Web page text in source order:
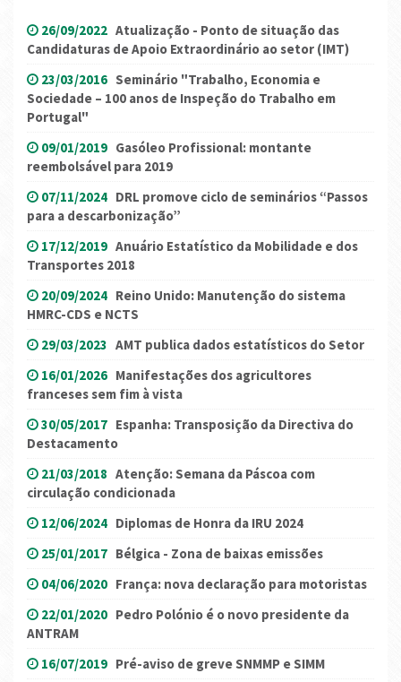
26/09/2022 Atualização - Ponto de situação das
Candidaturas de Apoio Extraordinário ao setor (IMT)
23/03/2016 Seminário "Trabalho, Economia e
Sociedade – 100 anos de Inspeção do Trabalho em
Portugal"
09/01/2019 Gasóleo Profissional: montante
reembolsável para 2019
07/11/2024 DRL promove ciclo de seminários “Passos
para a descarbonização”
17/12/2019 Anuário Estatístico da Mobilidade e dos
Transportes 2018
20/09/2024 Reino Unido: Manutenção do sistema
HMRC-CDS e NCTS
29/03/2023 AMT publica dados estatísticos do Setor
16/01/2026 Manifestações dos agricultores
franceses sem fim à vista
30/05/2017 Espanha: Transposição da Directiva do
Destacamento
21/03/2018 Atenção: Semana da Páscoa com
circulação condicionada
12/06/2024 Diplomas de Honra da IRU 2024
25/01/2017 Bélgica - Zona de baixas emissões
04/06/2020 França: nova declaração para motoristas
22/01/2020 Pedro Polónio é o novo presidente da
ANTRAM
16/07/2019 Pré-aviso de greve SNMMP e SIMM